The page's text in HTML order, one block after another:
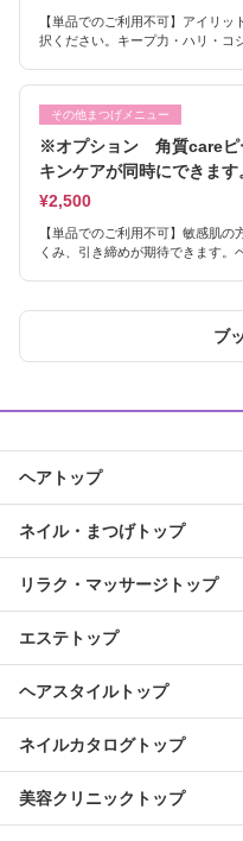
【単品でのご利用不可】アイリ
択ください。キープ力・ハリ・コ
その他まつげメニュー
※オプション 角質careピ
キンケアが同時にできます
¥2,500
【単品でのご利用不可】敏感肌
くみ、引き締めが期待できます。
ブ
ヘアトップ
ネイル・まつげトップ
リラク・マッサージトップ
エステトップ
ヘアスタイルトップ
ネイルカタログトップ
美容クリニックトップ